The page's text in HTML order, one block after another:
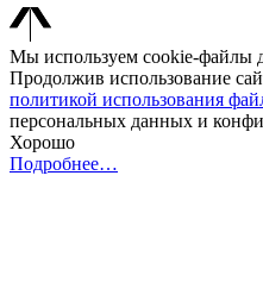
Мы используем cookie-файлы
Продолжив использование
политикой использования
персональных данных и
Хорошо
Подробнее…